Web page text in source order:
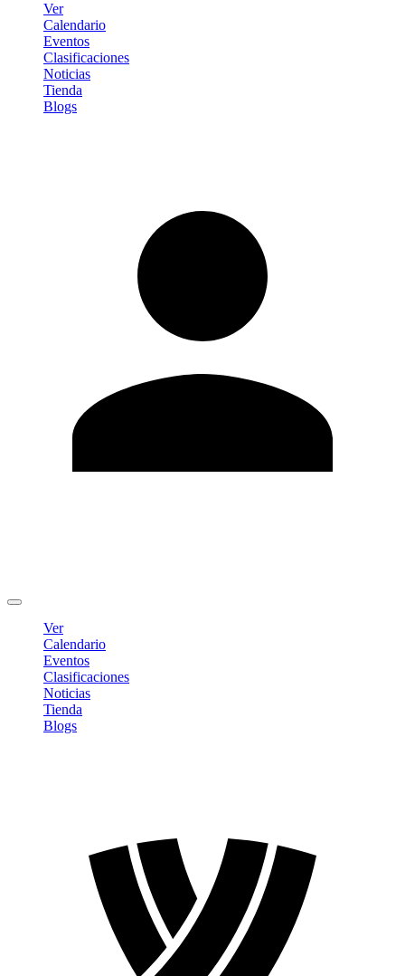
Ver
Calendario
Eventos
Clasificaciones
Noticias
Tienda
Blogs
Ver
Calendario
Eventos
Clasificaciones
Noticias
Tienda
Blogs